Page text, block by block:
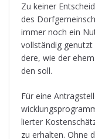
Zu kei­ner
des
immer noch ein
voll­stän­dig
dere, wie der
den soll.
Für eine
lier­ter
zu erhal­ten. Ohne